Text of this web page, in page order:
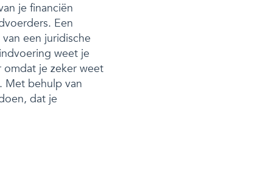
je financiën
Een
een juridische
weet je
je zeker weet
Met behulp van
dat je